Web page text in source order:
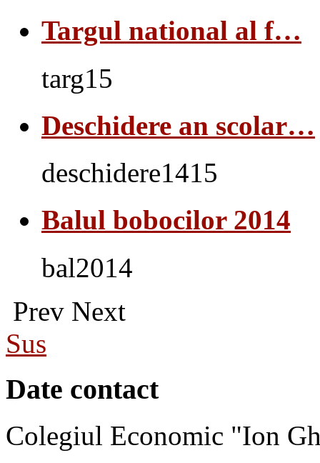
Targul national al f…
targ15
Deschidere an scolar…
deschidere1415
Balul bobocilor 2014
bal2014
Prev Next
Sus
Date contact
Colegiul Economic "Ion